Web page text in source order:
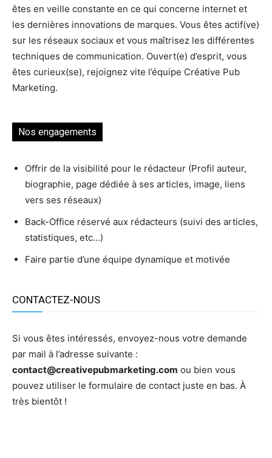
êtes en veille constante en ce qui concerne internet et
les dernières innovations de marques. Vous êtes actif(ve)
sur les réseaux sociaux et vous maîtrisez les différentes
techniques de communication. Ouvert(e) d’esprit, vous
êtes curieux(se), rejoignez vite l’équipe Créative Pub
Marketing.
Nos engagements
Offrir de la visibilité pour le rédacteur (Profil auteur,
biographie, page dédiée à ses articles, image, liens
vers ses réseaux)
Back-Office réservé aux rédacteurs (suivi des articles,
statistiques, etc…)
Faire partie d’une équipe dynamique et motivée
CONTACTEZ-NOUS
Si vous êtes intéressés, envoyez-nous votre demande
par mail à l’adresse suivante :
contact@creativepubmarketing.com ou bien vous
pouvez utiliser le formulaire de contact juste en bas. À
très bientôt !